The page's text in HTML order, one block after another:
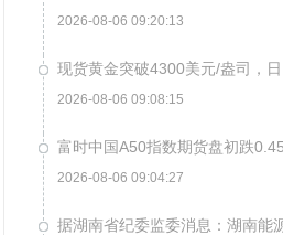
2026-08-06 09:20:13
现货黄金突破4300美元/盎司，日
2026-08-06 09:08:15
富时中国A50指数期货盘初跌
2026-08-06 09:04:27
据湖南省纪委监委消息：湖南能